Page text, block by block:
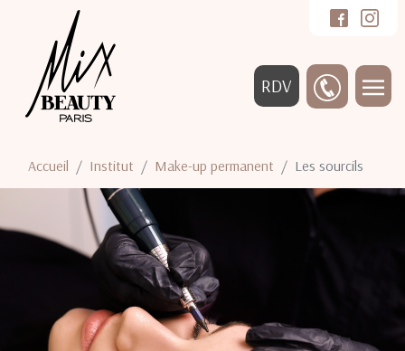
RDV
Accueil Institut Make-up permanent Les sourcils